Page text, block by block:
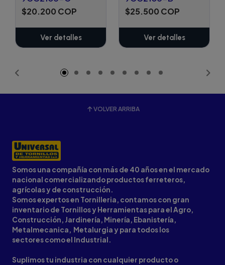
$20.200 COP
Ver detalles
$25.500 COP
Ver detalles
VOLVER ARRIBA
Somos una compañía con más de 40 años en el mercado
nacional comercializando productos ferreteros,
agrícolas y de construcción.
Somos expertos en Tornilleria, contamos con gran
inventario de Tornillos y Herramientas para el Agro,
Construcción, Jardinería, Minería, Ebanistería,
Metalmecanica, Metalurgia y para todos los
sectores como el Industrial.
Suplimos tu industria con cualquier producto o